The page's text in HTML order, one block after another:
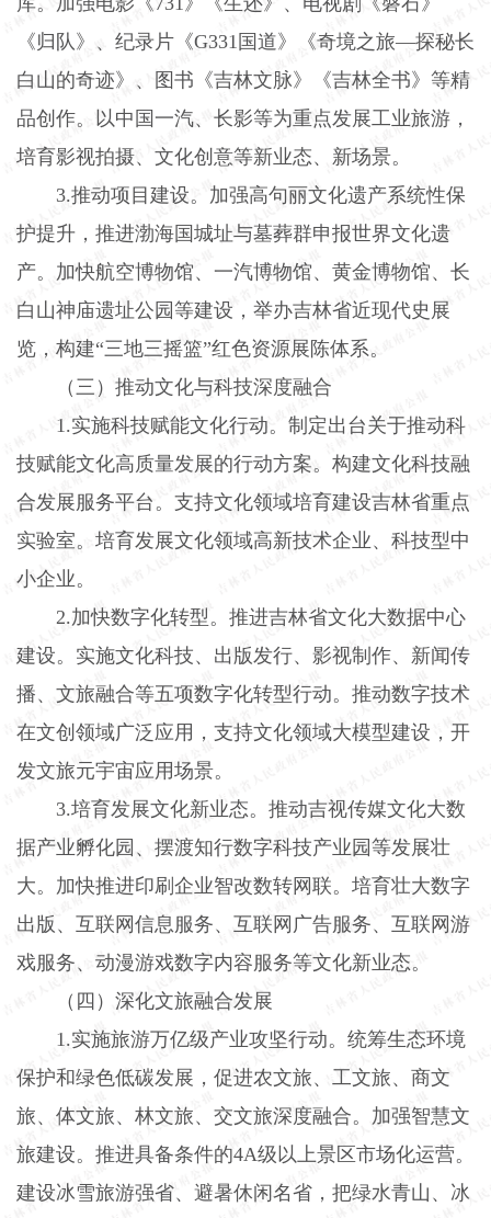
《归队》、纪录片《G331 国道》《奇境之旅—探秘长
白山的奇迹》、图书《吉林文脉》《吉林全书》等精
品创作。以中国一汽、长影等为重点发展工业旅游，
培育影视拍摄、文化创意等新业态、新场景。
3.推动项目建设。加强高句丽文化遗产系统性保
护提升，推进渤海国城址与墓葬群申报世界文化遗
产。加快航空博物馆、一汽博物馆、黄金博物馆、长
白山神庙遗址公园等建设，举办吉林省近现代史展
览，构建“三地三摇篮”红色资源展陈体系。
（三）推动文化与科技深度融合
1.实施科技赋能文化行动。制定出台关于推动科
技赋能文化高质量发展的行动方案。构建文化科技融
合发展服务平台。支持文化领域培育建设吉林省重点
实验室。培育发展文化领域高新技术企业、科技型中
小企业。
2.加快数字化转型。推进吉林省文化大数据中心
建设。实施文化科技、出版发行、影视制作、新闻传
播、文旅融合等五项数字化转型行动。推动数字技术
在文创领域广泛应用，支持文化领域大模型建设，开
发文旅元宇宙应用场景。
3.培育发展文化新业态。推动吉视传媒文化大数
据产业孵化园、摆渡知行数字科技产业园等发展壮
大。加快推进印刷企业智改数转网联。培育壮大数字
出版、互联网信息服务、互联网广告服务、互联网游
戏服务、动漫游戏数字内容服务等文化新业态。
（四）深化文旅融合发展
1.实施旅游万亿级产业攻坚行动。统筹生态环境
保护和绿色低碳发展，促进农文旅、工文旅、商文
旅、体文旅、林文旅、交文旅深度融合。加强智慧文
旅建设。推进具备条件的4A级以上景区市场化运营。
建设冰雪旅游强省、避暑休闲名省，把绿水青山、冰